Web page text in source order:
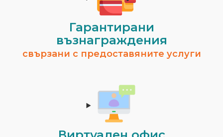
Гарантирани
възнаграждения
свързани с предоставяните услуги